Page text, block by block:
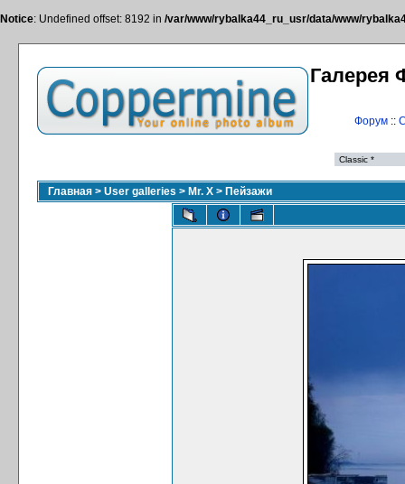
Notice: Undefined offset: 8192 in /var/www/rybalka44_ru_usr/data/www/
Галерея
Форум::
Главная > User galleries > Mr. X > Пейзажи